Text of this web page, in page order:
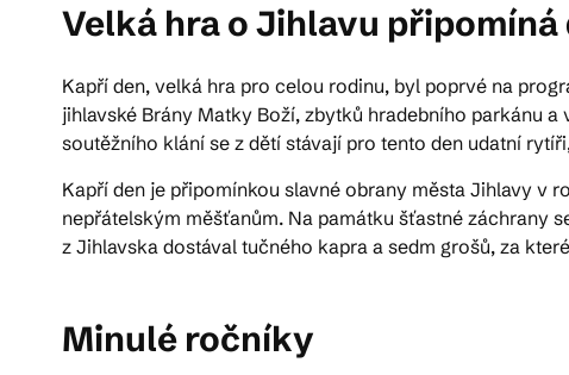
Kam
Velká hra o Jihlavu
Kapří den, velká hra pro celou rodinu, byl poprvé na
jihlavské Brány Matky Boží, zbytků hradebního parkánu
soutěžního klání se z dětí stávají pro tento den udatní
Kapří den je připomínkou slavné obrany města Jihlavy v
nepřátelským měšťanům. Na památku šťastné záchrany
z Jihlavska dostával tučného kapra a sedm grošů, za
Minulé ročníky